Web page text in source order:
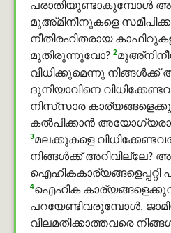
പരാതിയുണ്ടാകുമ്പോള്‍
മുഅ്മിനീനുകളെ
നീതിരഹിതരായ
മുതിരുന്നുവോ? 2
വിധിക്കുമെന്നു നിങ്ങള്‍ക്ക്
ദുനിയാവിനെ
നിസ്‌സാര
കല്‍പിക്കാന്‍
3മലക്കുകളെ
നിങ്ങള്‍ക്ക് അറിവില്ലേ?
4ഐഹിക
പറയേണ്ടിവരുമ്പോള്‍,
വിലമതിക്കാത്തവരെ